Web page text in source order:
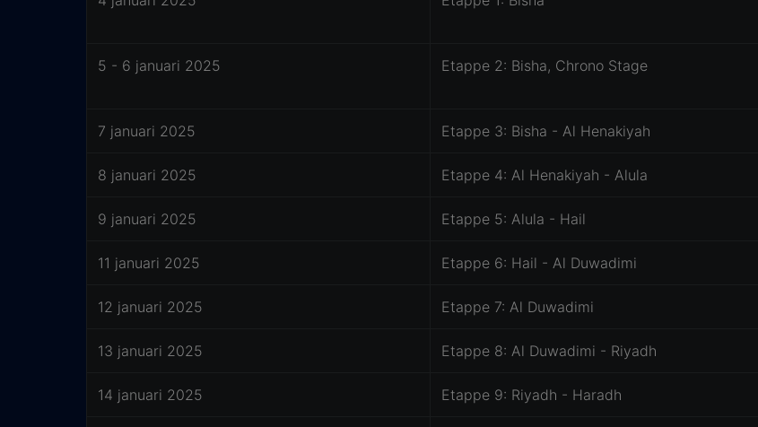
5 - 6 januari 2025 Etappe 2: Bisha, Chrono Stage
7 januari 2025 Etappe 3: Bisha - Al Henakiyah
8 januari 2025 Etappe 4: Al Henakiyah - Alula
9 januari 2025 Etappe 5: Alula - Hail
11 januari 2025 Etappe 6: Hail - Al Duwadimi
12 januari 2025 Etappe 7: Al Duwadimi
13 januari 2025 Etappe 8: Al Duwadimi - Riyadh
14 januari 2025 Etappe 9: Riyadh - Haradh